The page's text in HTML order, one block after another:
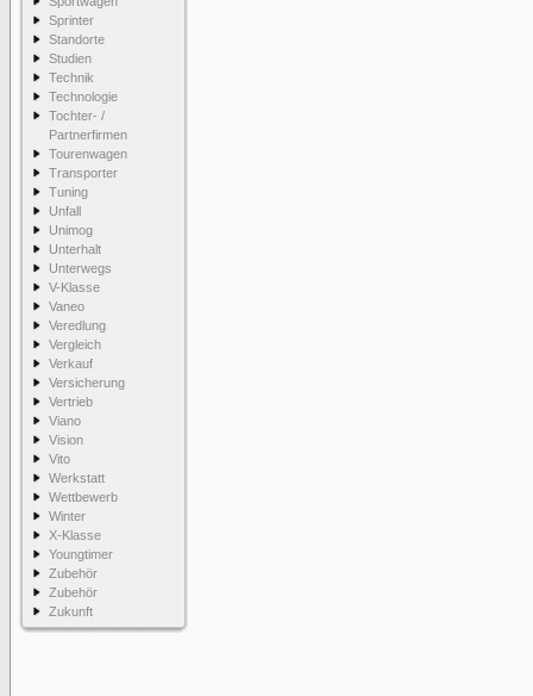
Sprinter
Standorte
Studien
Technik
Technologie
Tochter- /
Partnerfirmen
Tourenwagen
Transporter
Tuning
Unfall
Unimog
Unterhalt
Unterwegs
V-Klasse
Vaneo
Veredlung
Vergleich
Verkauf
Versicherung
Vertrieb
Viano
Vision
Vito
Werkstatt
Wettbewerb
Winter
X-Klasse
Youngtimer
Zubehör
Zubehör
Zukunft